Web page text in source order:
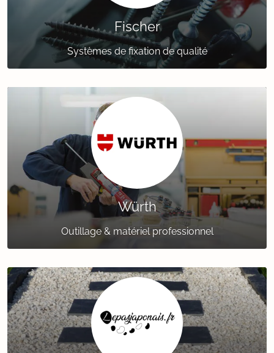
Fischer
Systèmes de fixation de qualité
Würth
Outillage & matériel professionnel